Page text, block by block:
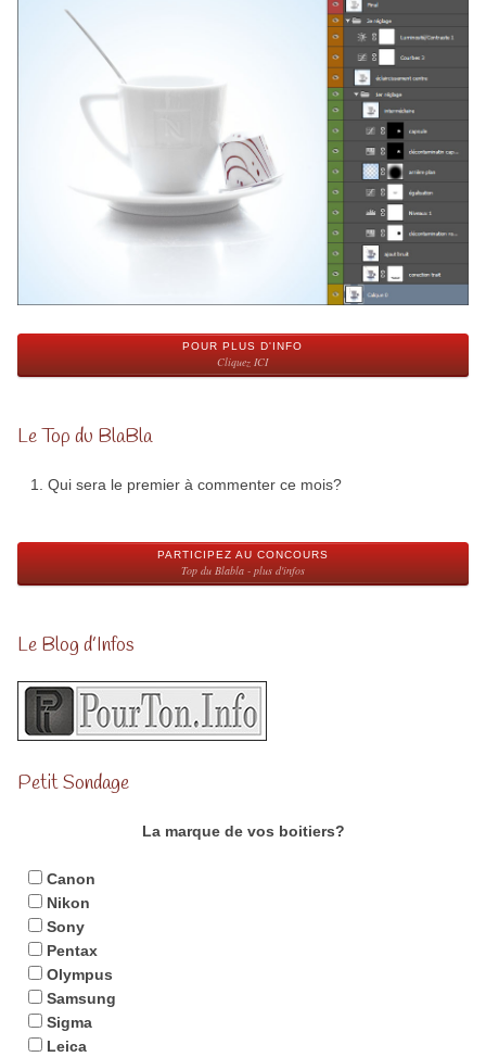
POUR PLUS D'INFO
Cliquez ICI
Le Top du BlaBla
Qui sera le premier à commenter ce mois?
PARTICIPEZ AU CONCOURS
Top du Blabla - plus d'infos
Le Blog d’Infos
Petit Sondage
La marque de vos boitiers?
Canon
Nikon
Sony
Pentax
Olympus
Samsung
Sigma
Leica